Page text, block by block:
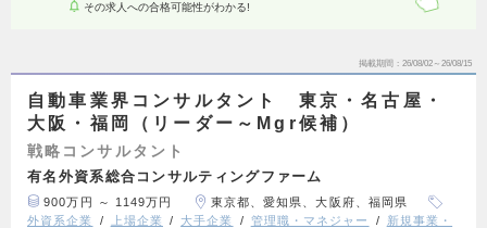
その求人への合格可能性がわかる!
掲載期間 26/08/02～26/08/15
自動車業界コンサルタント 東京・名古屋・
大阪・福岡（リーダー～Mgr候補）
戦略コンサルタント
有名外資系総合コンサルティングファーム
900万円 ～ 1149万円
東京都、愛知県、大阪府、福岡県
外資系企業
上場企業 大手企業 管理職・マネジャー
新規事業・